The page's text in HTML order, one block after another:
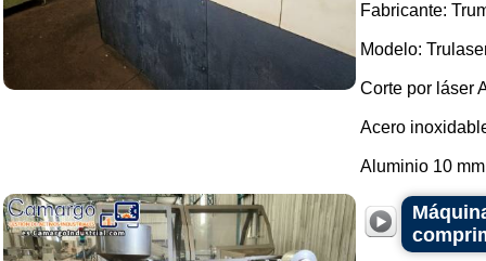
Fabricante:
Modelo:
Corte por láser
Acero
Aluminio 10